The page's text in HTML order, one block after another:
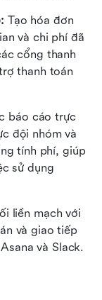
Tạo hóa đơn
và chi phí đã
cổng thanh
thanh toán
báo cáo trực
đội nhóm và
tính phí, giúp
sử dụng
liền mạch với
và giao tiếp
và Slack.